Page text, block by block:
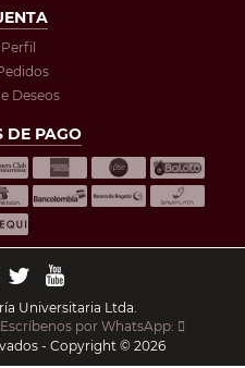
Deseos
DE PAGO
Universitaria Ltda.
Escríbenos por WhatsApp:
- Copyright © 2026